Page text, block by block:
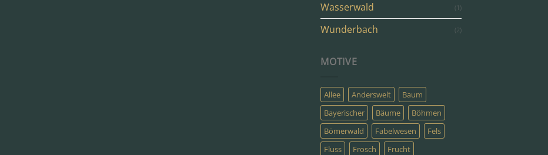
Wasserwald (1)
Wunderbach (2)
MOTIVE
Allee Anderswelt
Baum
Bayerischer
Bäume
Böhmen
Bömerwald
Fabelwesen
Fels
Fluss
Frosch
Frucht